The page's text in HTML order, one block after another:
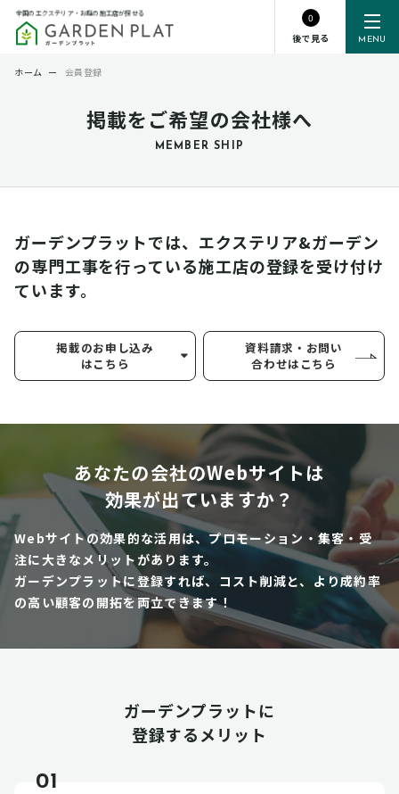
MENU
全国のエクステリア・お庭の施工店が探せる
0
後で見る
掲載をご希望の会社様へ
MEMBER SHIP
ホーム ー 会員登録
ガーデンプラットでは、エクステリア&ガーデン
の専門工事を行っている施工店の登録を受け付け
ています。
掲載のお申し込み
はこちら
資料請求・お問い
合わせはこちら
あなたの会社のWebサイトは
効果が出ていますか？
Webサイトの効果的な活用は、プロモーション・集客・受
注に大きなメリットがあります。
ガーデンプラットに登録すれば、コスト削減と、より成約率
の高い顧客の開拓を両立できます！
ガーデンプラットに
登録するメリット
01